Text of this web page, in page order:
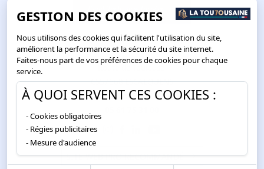
Route de Toulouse
CS57668 ESCALQUENS
31676 LABÈGE CEDEX
SITE WEB PRO RECOMMANDÉ
GESTION DES COOKIES
Nous utilisons des cookies qui facilitent l'utilisation du site,
améliorent la performance et la sécurité du site internet.
Faites-nous part de vos préférences de cookies pour chaque
service.
À QUOI SERVENT CES COOKIES :
Cookies obligatoires
Régies publicitaires
Mesure d'audience